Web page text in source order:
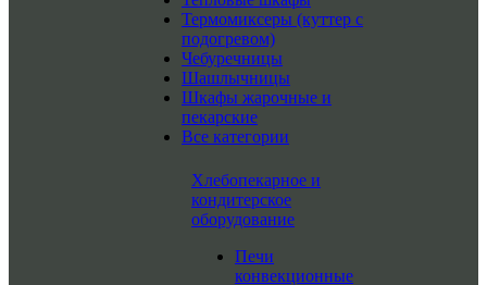
Термомиксеры (куттер с
подогревом)
Чебуречницы
Шашлычницы
Шкафы жарочные и
пекарские
Все категории
Хлебопекарное и
кондитерское
оборудование
Печи
конвекционные